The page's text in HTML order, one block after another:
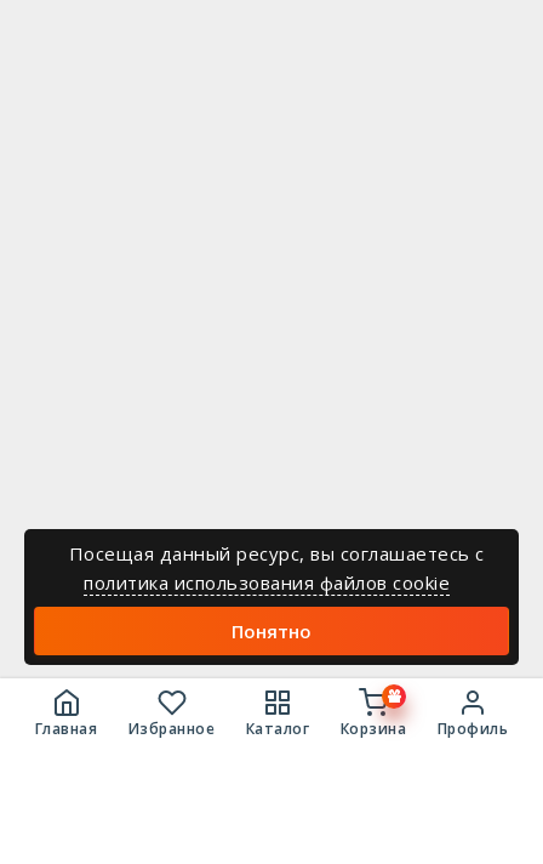
Посещая данный ресурс, вы соглашаетесь c
политика использования файлов cookie
Понятно
Главная Избранное Каталог Корзина Профиль